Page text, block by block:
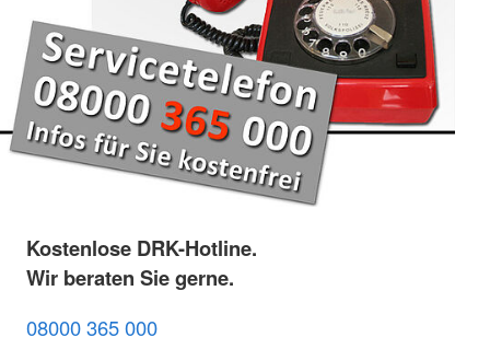
Kostenlose DRK-Hotline.
Wir beraten Sie gerne.
08000 365 000